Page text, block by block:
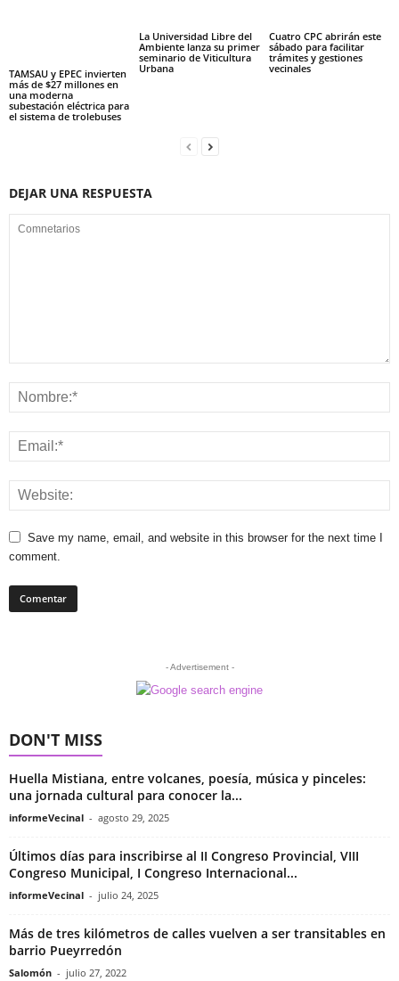
TAMSAU y EPEC invierten
más de $27 millones en
una moderna
subestación eléctrica para
el sistema de trolebuses
La Universidad Libre del
Ambiente lanza su primer
seminario de Viticultura
Urbana
Cuatro CPC abrirán este
sábado para facilitar
trámites y gestiones
vecinales
DEJAR UNA RESPUESTA
Save my name, email, and website in this browser for the next time I
comment.
- Advertisement -
DON'T MISS
Huella Mistiana, entre volcanes, poesía, música y pinceles:
una jornada cultural para conocer la...
informeVecinal - agosto 29, 2025
Últimos días para inscribirse al II Congreso Provincial, VIII
Congreso Municipal, I Congreso Internacional...
informeVecinal - julio 24, 2025
Más de tres kilómetros de calles vuelven a ser transitables en
barrio Pueyrredón
Salomón - julio 27, 2022